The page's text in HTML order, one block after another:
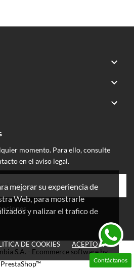
mejorar su experiencia de
Web, para mostrarle
y nalizar el trafico de
DE COOKIES ACEPTO done



Contáctanos
momento. Para ello, consulte
en el aviso legal.
S.A. - Ecommerce software by
PrestaShop™